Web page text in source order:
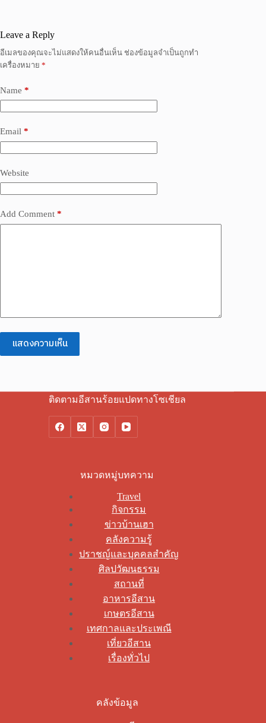
Leave a Reply
อีเมลของคุณจะไม่แสดงให้คนอื่นเห็น ช่องข้อมูลจำเป็นถูกทำ
เครื่องหมาย *
Name *
Email *
Website
Add Comment *
แสดงความเห็น
ติดตามอีสานร้อยแปดทางโซเชียล
หมวดหมู่บทความ
Travel
กิจกรรม
ข่าวบ้านเฮา
คลังความรู้
ปราชญ์และบุคคลสำคัญ
ศิลปวัฒนธรรม
สถานที่
อาหารอีสาน
เกษตรอีสาน
เทศกาลและประเพณี
เที่ยวอีสาน
เรื่องทั่วไป
คลังข้อมูล